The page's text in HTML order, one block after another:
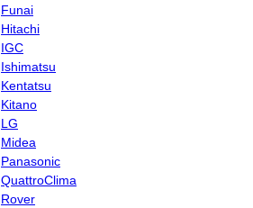
Funai
Hitachi
IGC
Ishimatsu
Kentatsu
Kitano
LG
Midea
Panasonic
QuattroClima
Rover